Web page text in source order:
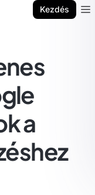
Kezdés
a